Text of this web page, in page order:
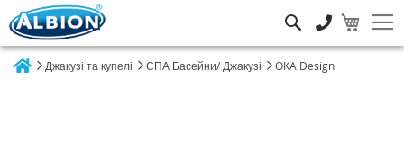
Джакузі та купелі СПА Басейни/ Джакузі OKA Design